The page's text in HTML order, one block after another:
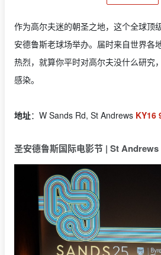
作为高尔夫迷的朝圣之地，这个全球顶
安德鲁斯老球场举办。届时来自世界各
热烈，就算你平时对高尔夫没什么研究
感染。
地址：W Sands Rd, St Andrews KY16
圣安德鲁斯国际电影节 | St